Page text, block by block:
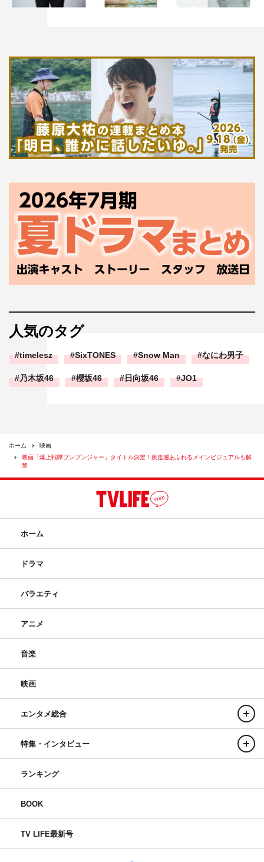
人気のタグ
timelesz SixTONES Snow Man なにわ男子
乃木坂46 櫻坂46 日向坂46 JO1
ホーム
映画
映画「爆上戦隊ブンブンジャー」タイトル決定！疾走感あふれるメインビジュアルも解
禁
ホーム
ドラマ
バラエティ
アニメ
音楽
映画
エンタメ総合
特集・インタビュー
ランキング
BOOK
TV LIFE最新号